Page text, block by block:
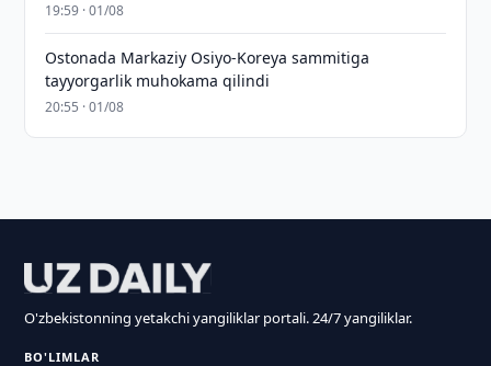
19:59 · 01/08
Ostonada Markaziy Osiyo-Koreya sammitiga
tayyorgarlik muhokama qilindi
20:55 · 01/08
O'zbekistonning yetakchi yangiliklar portali. 24/7 yangiliklar.
BO'LIMLAR